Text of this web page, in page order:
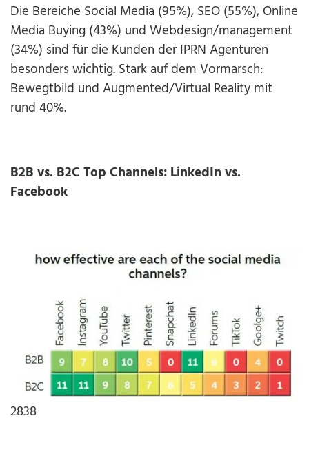
Die Bereiche Social Media (95%), SEO (55%), Online
Media Buying (43%) und Webdesign/management
(34%) sind für die Kunden der IPRN Agenturen
besonders wichtig. Stark auf dem Vormarsch:
Bewegtbild und Augmented/Virtual Reality mit
rund 40%.
B2B vs. B2C Top Channels: LinkedIn vs.
Facebook
2838